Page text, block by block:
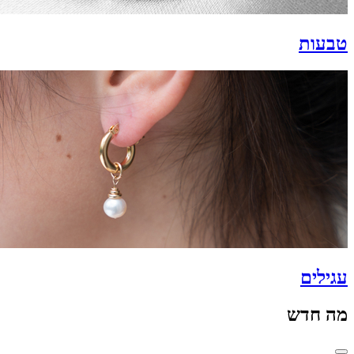
טבעות
עגילים
מה חדש